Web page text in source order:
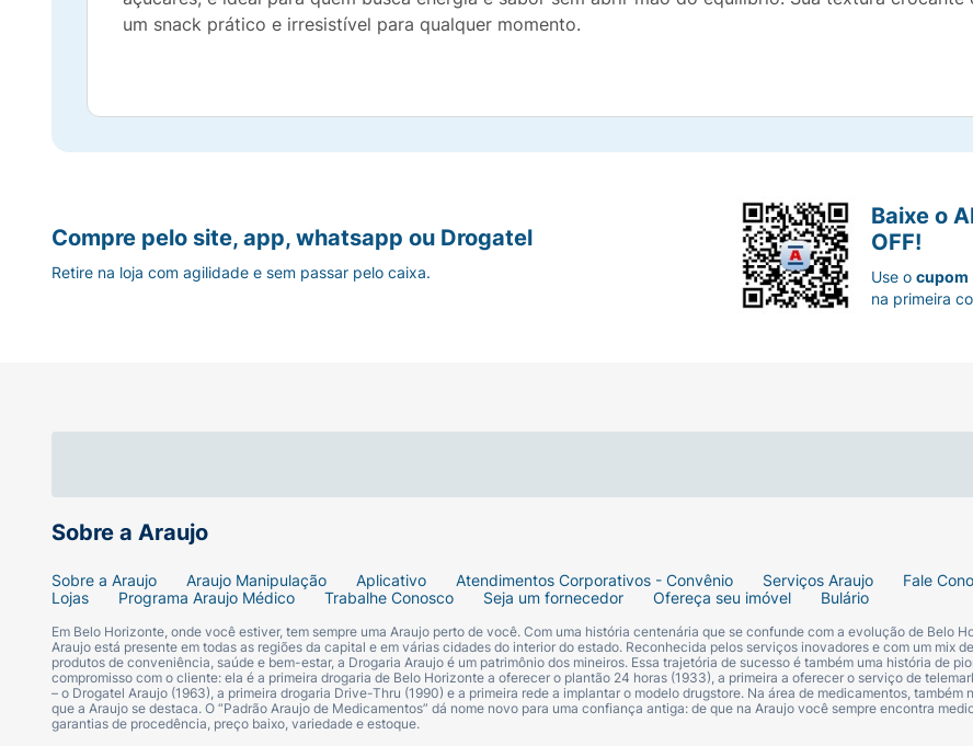
um snack prático e irresistível para qualquer momento.
Sobre a Araujo
Sobre a Araujo Araujo Manipulação Aplicativo Atendimentos Corporativos - Convênio Serviços Araujo
Fale
Lojas
Programa Araujo Médico Trabalhe Conosco Seja um fornecedor Ofereça seu imóvel Bulário
Em Belo Horizonte, onde você estiver, tem sempre uma Araujo perto de você. Com uma história centenária que se confunde com a evolução de Belo
Araujo está presente em todas as regiões da capital e em várias cidades do interior do estado. Reconhecida pelos serviços inovadores e com um mix
produtos de conveniência, saúde e bem-estar, a Drogaria Araujo é um patrimônio dos mineiros. Essa trajetória de sucesso é também uma história de
compromisso com o cliente: ela é a primeira drogaria de Belo Horizonte a oferecer o plantão 24 horas (1933), a primeira a oferecer o serviço de
– o Drogatel Araujo (1963), a primeira drogaria Drive-Thru (1990) e a primeira rede a implantar o modelo drugstore. Na área de medicamentos, também
que a Araujo se destaca. O “Padrão Araujo de Medicamentos” dá nome novo para uma confiança antiga: de que na Araujo você sempre encontra
garantias de procedência, preço baixo, variedade e estoque.
Compre pelo site, app, whatsapp ou Drogatel
Retire na loja com agilidade e sem passar pelo caixa.
Baixe o
OFF!
Use ocupom
na primeira